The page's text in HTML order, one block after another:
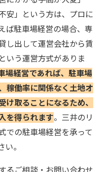
安」という方は、プロに
ば駐車場経営の場合、専
し出して運営会社から賃
いう運営方式がありま
場経営であれば、駐車場
稼働率に関係なく土地オ
取ることになるため、
を得られます。三井のリ
での駐車場経営を承って
。
るご相談・お問い合わせ